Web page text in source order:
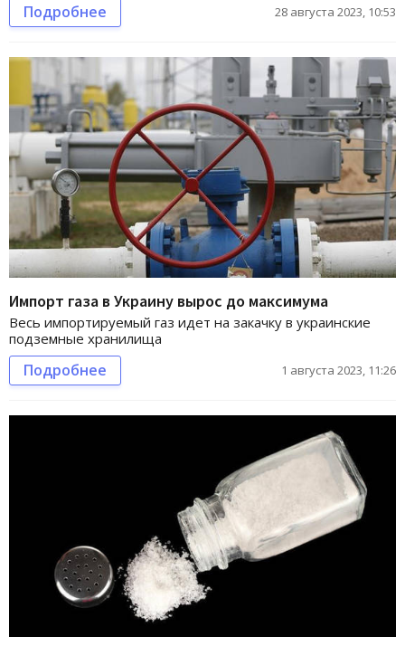
Подробнее 28 августа 2023, 10:53
Импорт газа в Украину вырос до максимума
Весь импортируемый газ идет на закачку в украинские
подземные хранилища
Подробнее 1 августа 2023, 11:26